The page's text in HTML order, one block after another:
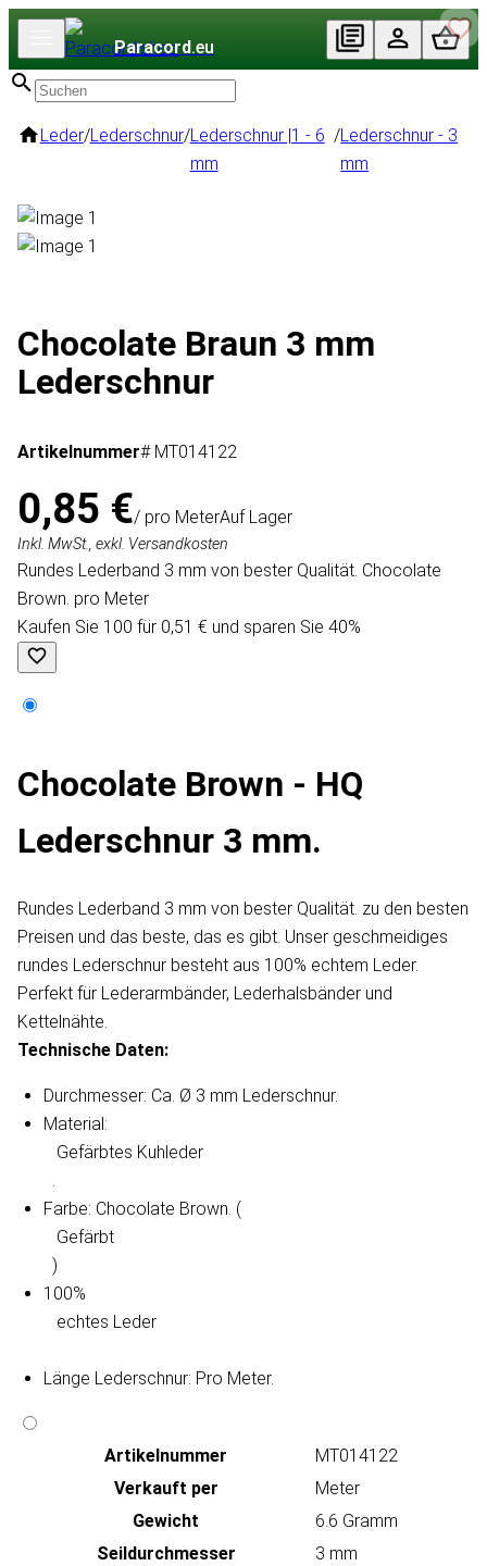
Paracord.eu
Leder/Lederschnur/Lederschnur |1 - 6
mm
/Lederschnur - 3
mm
Chocolate Braun 3 mm
Lederschnur
Artikelnummer# MT014122
0,85 €/ pro MeterAuf Lager
Inkl. MwSt., exkl. Versandkosten
Rundes Lederband 3 mm von bester Qualität. Chocolate
Brown. pro Meter
Kaufen Sie 100 für 0,51 € und sparen Sie 40%
Chocolate Brown - HQ
Lederschnur 3 mm.
Rundes Lederband 3 mm von bester Qualität. zu den besten
Preisen und das beste, das es gibt. Unser geschmeidiges
rundes Lederschnur besteht aus 100% echtem Leder.
Perfekt für Lederarmbänder, Lederhalsbänder und
Kettelnähte.
Technische Daten:
Durchmesser: Ca. Ø 3 mm Lederschnur.
Material:
.
Farbe: Chocolate Brown. (
)
100%
Länge Lederschnur: Pro Meter.
Artikeln‌ummer
MT014122
Verkauft per
Meter
Gewicht
6.6 Gramm
Seildurchmesser
3 mm